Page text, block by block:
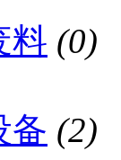
料 (0)
备 (2)